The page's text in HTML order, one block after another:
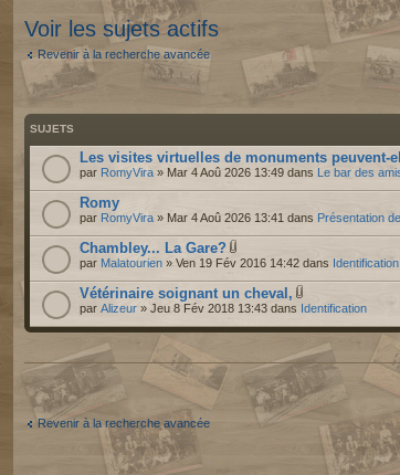
Voir les sujets actifs
Revenir à la recherche avancée
SUJETS
Les visites virtuelles de monuments peuvent-
par RomyVira » Mar 4 Aoû 2026 13:49 dans Le bar des
Romy
par RomyVira » Mar 4 Aoû 2026 13:41 dans Présentation
Chambley... La Gare?
par Malatourien » Ven 19 Fév 2016 14:42 dans Identification
Vétérinaire soignant un cheval,
par Alizeur » Jeu 8 Fév 2018 13:43 dans Identification
Revenir à la recherche avancée